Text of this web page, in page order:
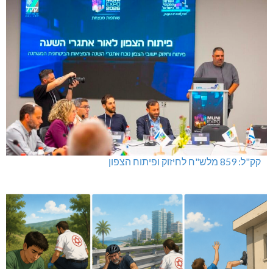
קק"ל: 859 מלש"ח לחיזוק ופיתוח הצפון